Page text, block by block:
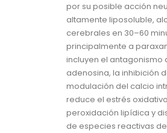
por su posible acción
altamente liposoluble,
cerebrales en 30–60
principalmente a
incluyen el antagonismo
adenosina, la inhibición
modulación del calcio
reduce el estrés
peroxidación lipídica y
de especies reactivas